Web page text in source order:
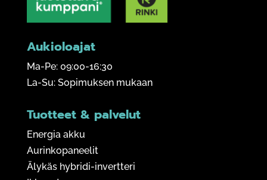
Aukioloajat
Ma-Pe: 09:00-16:30
La-Su: Sopimuksen mukaan
Tuotteet & palvelut
Energia akku
Aurinkopaneelit
Älykäs hybridi-invertteri